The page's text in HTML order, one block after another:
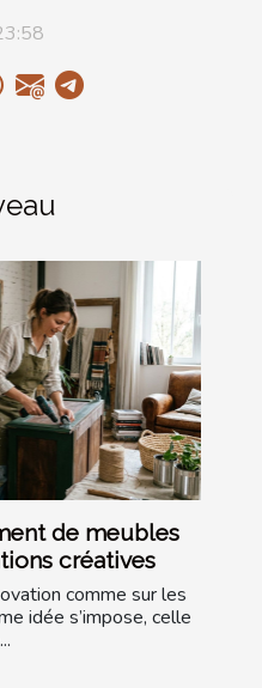
de meubles
créatives
comme sur les
idée s’impose, celle